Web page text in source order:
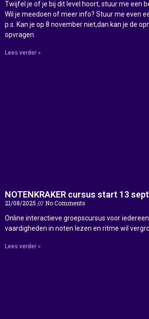
Twijfel je of je bij dit level hoort, stuur me een
Wil je meedoen of meer info? Stuur me even
p.s. Kan je op 8 november niet,dan kan je de
opvragen.
Lees verder »
NOTENKRAKER cursus start 13
21/08/2025
No Comments
Online interactieve groepscursus voor
vaardigheden in noten lezen en ritme wil
Lees verder »